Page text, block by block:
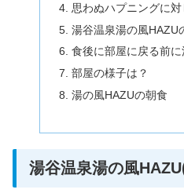
思わぬハプニングに
湯谷温泉湯の風HAZU
食後に部屋に戻る前に
部屋の様子は？
湯の風HAZUの朝食
湯谷温泉湯の風